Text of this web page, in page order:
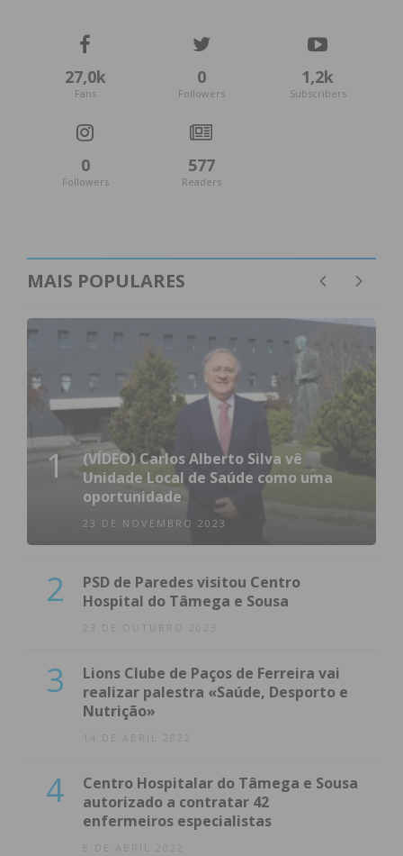
obtenha de forma regular a informação
atualizada.
Eu li e concordo com os
27,0k
Fans
0
Followers
1,2k
Subscribers
0
Followers
577
Readers
MAIS POPULARES
1
(VÍDEO) Carlos Alberto Silva vê
Unidade Local de Saúde como uma
oportunidade
23 DE NOVEMBRO 2023
2
PSD de Paredes visitou Centro
Hospital do Tâmega e Sousa
23 DE OUTUBRO 2023
3
Lions Clube de Paços de Ferreira vai
realizar palestra «Saúde, Desporto e
Nutrição»
14 DE ABRIL 2022
4
Centro Hospitalar do Tâmega e Sousa
autorizado a contratar 42
enfermeiros especialistas
8 DE ABRIL 2022